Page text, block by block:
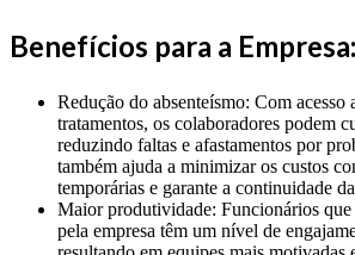
Benefícios para a Empresa:
Redução do absenteísmo: Com acesso
tratamentos, os colaboradores podem
reduzindo faltas e afastamentos por
também ajuda a minimizar os custos
temporárias e garante a continuidade
Maior produtividade: Funcionários que
pela empresa têm um nível de